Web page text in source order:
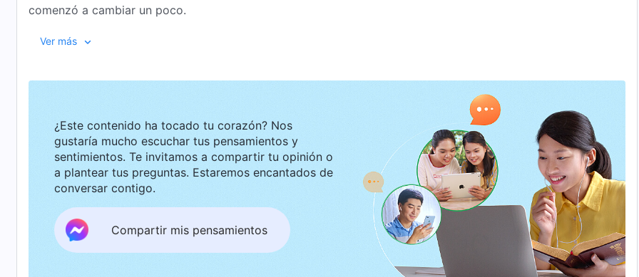
comenzó a cambiar un poco.
Ver más
¿Este contenido ha tocado tu corazón? Nos
gustaría mucho escuchar tus pensamientos y
sentimientos. Te invitamos a compartir tu opinión o
a plantear tus preguntas. Estaremos encantados de
conversar contigo.
Compartir mis pensamientos